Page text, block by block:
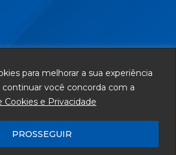
para melhorar a sua experiência
continuar você concorda com a
Cookies e Privacidade
PROSSEGUIR